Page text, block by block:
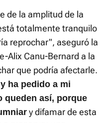
de la amplitud de la
totalmente tranquilo
reprochar", aseguró la
Alix Canu-Bernard a la
que podría afectarle.
ha pedido a mi
queden así, porque
y difamar de esta